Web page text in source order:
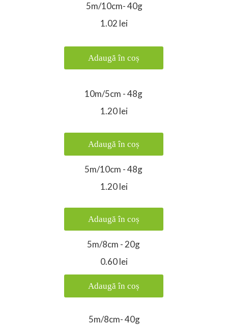
Adaugă în coș
Adaugă în coș
Adaugă în coș
Adaugă în coș
5m/8cm- 40g
5m/8cm - 20g
0.60 lei
5m/10cm - 48g
1.20 lei
5m/10cm- 40g
1.02 lei
10m/5cm - 48g
1.20 lei